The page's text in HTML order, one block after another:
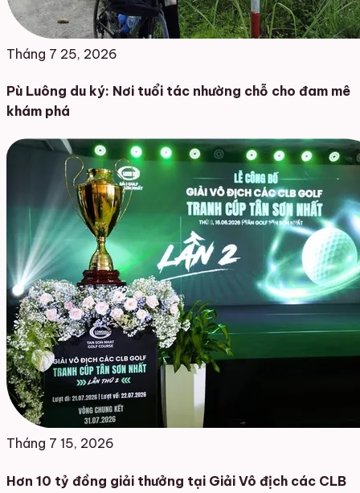
Tháng 7 25, 2026
Pù Luông du ký: Nơi tuổi tác nhường chỗ cho đam mê
khám phá
Tháng 7 15, 2026
Hơn 10 tỷ đồng giải thưởng tại Giải Vô địch các CLB